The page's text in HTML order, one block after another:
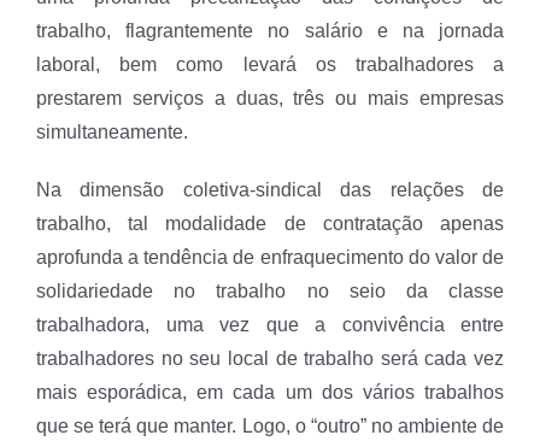
trabalho, flagrantemente no salário e na jornada
laboral, bem como levará os trabalhadores a
prestarem serviços a duas, três ou mais empresas
simultaneamente.
Na dimensão coletiva-sindical das relações de
trabalho, tal modalidade de contratação apenas
aprofunda a tendência de enfraquecimento do valor de
solidariedade no trabalho no seio da classe
trabalhadora, uma vez que a convivência entre
trabalhadores no seu local de trabalho será cada vez
mais esporádica, em cada um dos vários trabalhos
que se terá que manter. Logo, o “outro” no ambiente de